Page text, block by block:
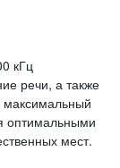
кГц
речи, а также
максимальный
оптимальными
мест.